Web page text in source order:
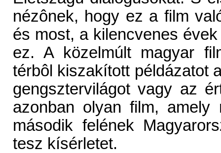
nézônek, hogy ez a film
és most, a kilencvenes
ez. A közelmúlt magyar
térbôl kiszakított példázatot
gengsztervilágot vagy az
azonban olyan film, amely
második felének
tesz kísérletet.